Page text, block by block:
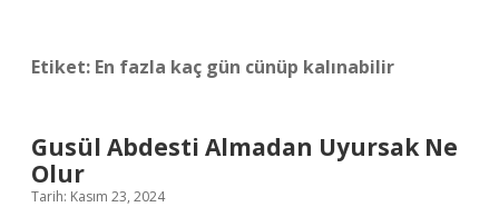
Etiket: En fazla kaç gün cünüp kalınabilir
Gusül Abdesti Almadan Uyursak Ne
Olur
Tarih: Kasım 23, 2024